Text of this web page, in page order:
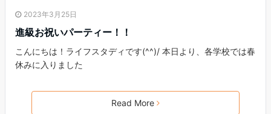
2023年3月25日
進級お祝いパーティー！！
こんにちは！ライフスタディです(^^)/ 本日より、各学校では春
休みに入りました
Read More